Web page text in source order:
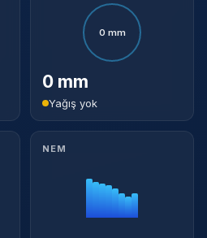
0 mm
0 mm
Yağış yok
NEM